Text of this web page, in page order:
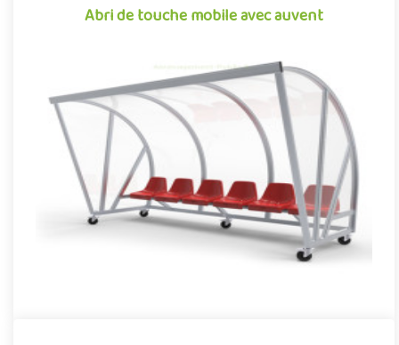
Abri de touche mobile avec auvent
Abri de touche mobile avec auvent
Dans de nombreuses collectivités, les infrastructures sportives,
telles que les stades et les terrains de grands jeux, font l..
Offre partenaire